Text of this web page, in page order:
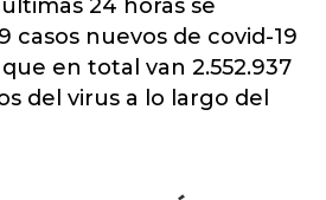
24 horas se
casos nuevos de covid-19
en total van 2.552.937
del virus a lo largo del